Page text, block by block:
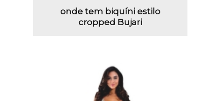
onde tem biquíni estilo
cropped Bujari